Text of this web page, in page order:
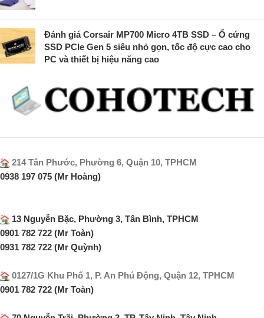
Đánh giá Corsair MP700 Micro 4TB SSD – Ổ cứng
SSD PCIe Gen 5 siêu nhỏ gọn, tốc độ cực cao cho
PC và thiết bị hiệu năng cao
214 Tân Phước, Phường 6, Quận 10, TPHCM
0938 197 075 (Mr Hoàng)
13 Nguyễn Bặc, Phường 3, Tân Bình, TPHCM
0901 782 722 (Mr Toàn)
0931 782 722 (Mr Quỳnh)
0127/1G Khu Phố 1, P. An Phú Động, Quận 12, TPHCM
0901 782 722 (Mr Toàn)